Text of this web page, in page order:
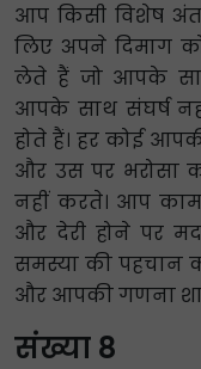
आप किसी विशेष
लिए अपने दिमाग
लेते हैं जो आपके
आपके साथ संघर्ष
होते हैं। हर कोई
और उस पर भरोसा
नहीं करते। आप काम
और देरी होने पर
समस्या की पहचान
और आपकी गणना
संख्या 8